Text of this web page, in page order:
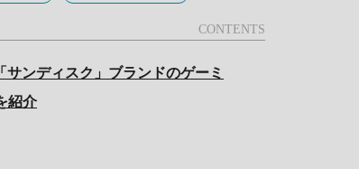
サンディスク」ブランドのゲーミ
紹介